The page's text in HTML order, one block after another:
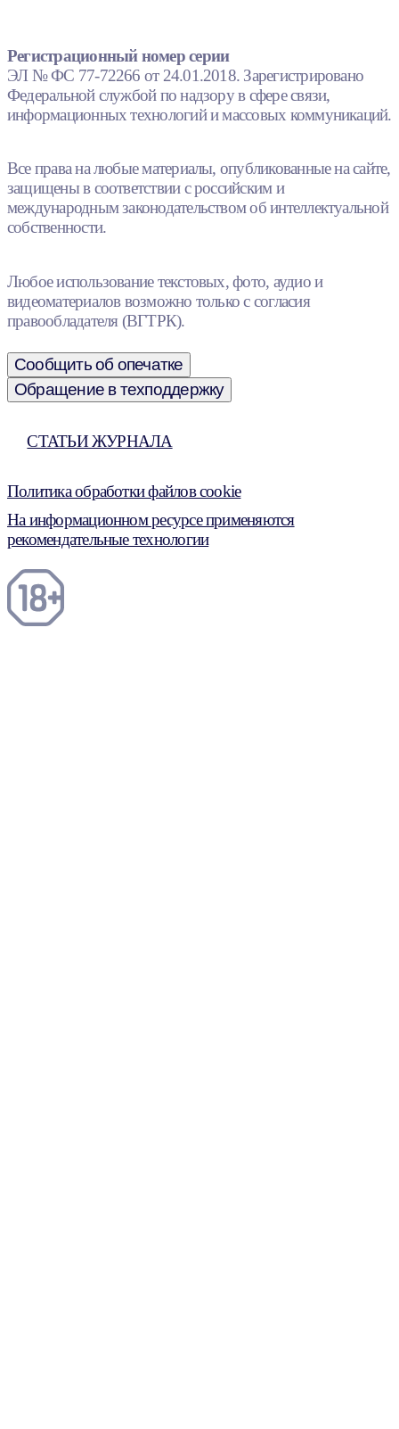
Регистрационный номер серии
ЭЛ № ФС 77-72266 от 24.01.2018. Зарегистрировано
Федеральной службой по надзору в сфере связи,
информационных технологий и массовых коммуникаций.
Все права на любые материалы, опубликованные на сайте,
защищены в соответствии с российским и
международным законодательством об интеллектуальной
собственности.
Любое использование текстовых, фото, аудио и
видеоматериалов возможно только с согласия
правообладателя (ВГТРК).
Сообщить об опечатке
Обращение в техподдержку
СТАТЬИ ЖУРНАЛА
Политика обработки файлов cookie
На информационном ресурсе применяются
рекомендательные технологии